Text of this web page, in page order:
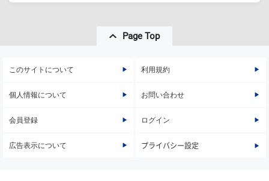
Page Top
このサイトについて 利用規約
個人情報について お問い合わせ
会員登録 ログイン
広告表示について プライバシー設定